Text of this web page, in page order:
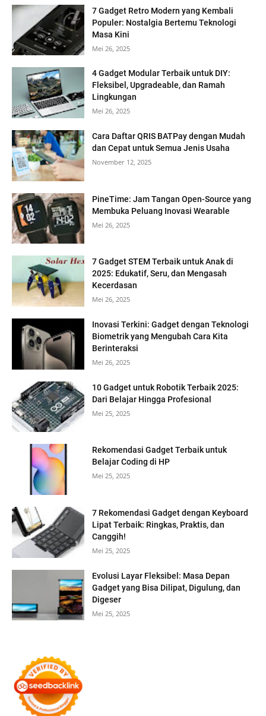
7 Gadget Retro Modern yang Kembali
Populer: Nostalgia Bertemu Teknologi
Masa Kini
Mei 26, 2025
4 Gadget Modular Terbaik untuk DIY:
Fleksibel, Upgradeable, dan Ramah
Lingkungan
Mei 26, 2025
Cara Daftar QRIS BATPay dengan Mudah
dan Cepat untuk Semua Jenis Usaha
November 12, 2025
PineTime: Jam Tangan Open-Source yang
Membuka Peluang Inovasi Wearable
Mei 26, 2025
7 Gadget STEM Terbaik untuk Anak di
2025: Edukatif, Seru, dan Mengasah
Kecerdasan
Mei 26, 2025
Inovasi Terkini: Gadget dengan Teknologi
Biometrik yang Mengubah Cara Kita
Berinteraksi
Mei 26, 2025
10 Gadget untuk Robotik Terbaik 2025:
Dari Belajar Hingga Profesional
Mei 25, 2025
Rekomendasi Gadget Terbaik untuk
Belajar Coding di HP
Mei 25, 2025
7 Rekomendasi Gadget dengan Keyboard
Lipat Terbaik: Ringkas, Praktis, dan
Canggih!
Mei 25, 2025
Evolusi Layar Fleksibel: Masa Depan
Gadget yang Bisa Dilipat, Digulung, dan
Digeser
Mei 25, 2025